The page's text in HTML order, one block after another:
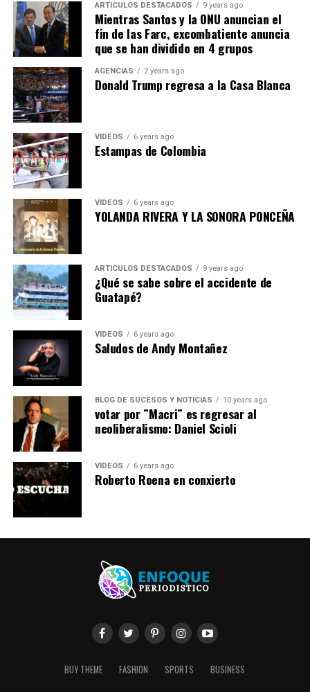
ARTICULOS DESTACADOS 9 years ago
Mientras Santos y la ONU anuncian el
fin de las Farc, excombatiente anuncia
que se han dividido en 4 grupos
AGENCIAS 2 years ago
Donald Trump regresa a la Casa Blanca
VIDEOS 6 years ago
Estampas de Colombia
VIDEOS 6 years ago
YOLANDA RIVERA Y LA SONORA PONCEÑA
ARTICULOS DESTACADOS 9 years ago
¿Qué se sabe sobre el accidente de
Guatapé?
VIDEOS 6 years ago
Saludos de Andy Montañez
BLOG DE SUCESOS Y NOTICIAS 10 years ago
votar por ¨Macri¨ es regresar al
neoliberalismo: Daniel Scioli
VIDEOS 6 years ago
Roberto Roena en conxierto
BUY THEME FASHION SPORTS BUSINESS